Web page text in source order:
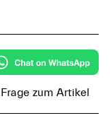
Frage zum Artikel